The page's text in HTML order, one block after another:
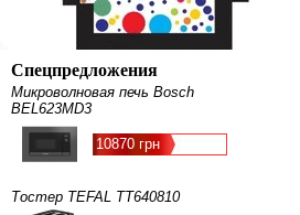
Спецпредложения
Микроволновая печь Bosch
BEL623MD3
10870 грн
Тостер TEFAL TT640810